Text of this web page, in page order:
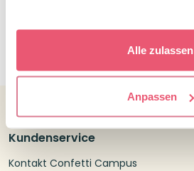
Alle zulassen
Anpassen
Kundenservice
Kontakt Confetti Campus